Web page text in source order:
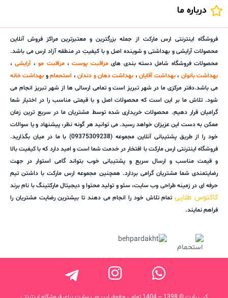
درباره ما
فروشگاه اینترنتی ارس مارکت از جمله بزرگترین و معتبرترین مراکز فروش آنلاین
محصولات آرایشی و بهداشتی و شوینده اصل و با کیفیتِ در منطقه آزاد ارس می باشد.
محصولات فروشگاه شامل دسته بندی هایمراقبت پوست،مراقبت مو،آرایشی،
بهداشت بانوان ،بهداشت آقایان، بهداشت دهان و دندان، استحمامو بهداشت خانه
می باشد.دفتر مرکزی ما در شهر تبریز است و تمامی ارسالی ها از شهر تبریز انجام می
شود. تلاش ما بر این است که محصولات اصل و با قیمتی مناسب را در اختیار شما
گرامیان قرار دهیم. محصولات خریداری شده توسط مشتریان ما در سریع ترین زمان
ممکن به دست این عزیزان خواهد رسید. می توانید هر گونه نظر، پیشنهاد و یا سوالات
خود را از طریق پشتیبانی آنلاین مجموعه (09375309238) با ما در میان بگذارید.
فروشگاه اینترنتی ارس مارکت با افتخار در خدمت شما است و امید دارد که با کیفیت بالا
و قیمت مناسب و ارسال سریع و پشتیبانی خوب بتواند گامی استوار در جهت
رضایتمندی شما مشتریان گرامی بردارد. همچنین مجموعه ارس مارکت با داشتن تیم
حرفه ای در زمینه طراحی وب سایت، سئو و تولید محتوا و دیجیتال مارکتینگ با نام برند
کاکتوس طلاییتمام تلاش خود را انجام می دهند تا بیشترین رضایت مشتریان را
فراهم نمایند.